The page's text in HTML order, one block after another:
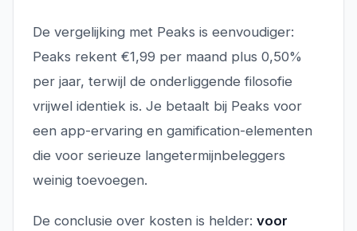
De vergelijking met Peaks is eenvoudiger:
Peaks rekent €1,99 per maand plus 0,50%
per jaar, terwijl de onderliggende filosofie
vrijwel identiek is. Je betaalt bij Peaks voor
een app-ervaring en gamification-elementen
die voor serieuze langetermijnbeleggers
weinig toevoegen.
De conclusie over kosten is helder: voor